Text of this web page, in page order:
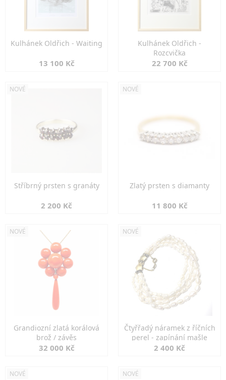
Kulhánek Oldřich - Waiting
13 100 Kč
Kulhánek Oldřich -
Rozcvička
22 700 Kč
NOVÉ
Stříbrný prsten s granáty
2 200 Kč
NOVÉ
Zlatý prsten s diamanty
11 800 Kč
NOVÉ
Grandiozní zlatá korálová
brož / závěs
32 000 Kč
NOVÉ
Čtyřřadý náramek z říčních
perel - zapínání mašle
2 400 Kč
NOVÉ NOVÉ